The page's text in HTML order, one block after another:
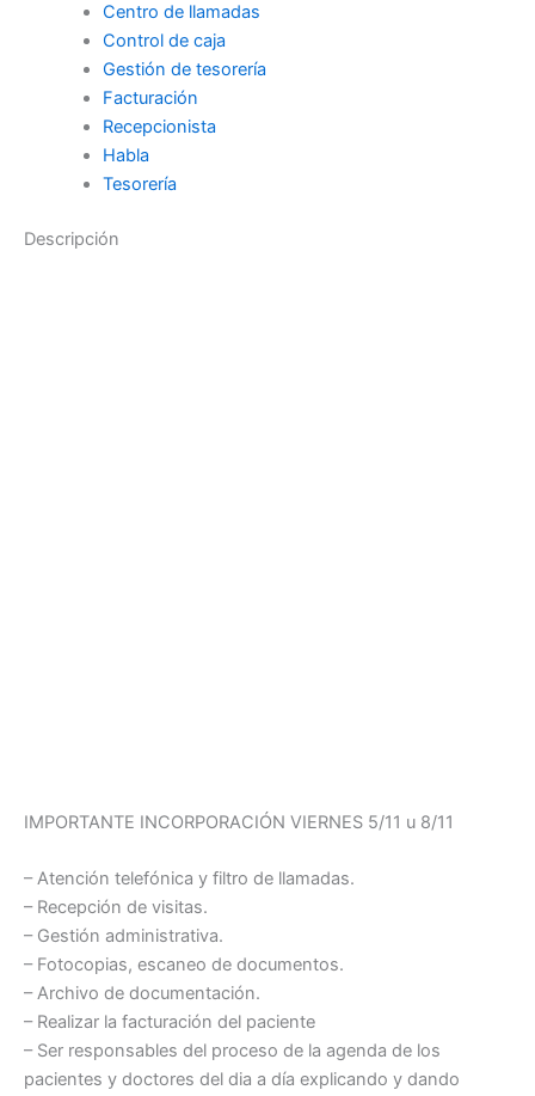
Centro de llamadas
Control de caja
Gestión de tesorería
Facturación
Recepcionista
Habla
Tesorería
Descripción
IMPORTANTE INCORPORACIÓN VIERNES 5/11 u 8/11
– Atención telefónica y filtro de llamadas.
– Recepción de visitas.
– Gestión administrativa.
– Fotocopias, escaneo de documentos.
– Archivo de documentación.
– Realizar la facturación del paciente
– Ser responsables del proceso de la agenda de los
pacientes y doctores del dia a día explicando y dando